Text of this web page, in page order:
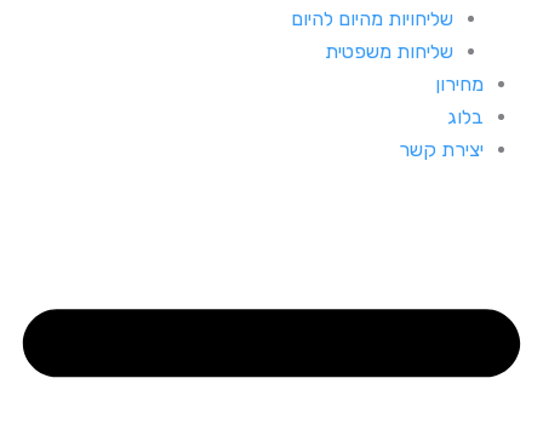
שליחויות מהיום להיום
שליחות משפטית
מחירון
בלוג
יצירת קשר